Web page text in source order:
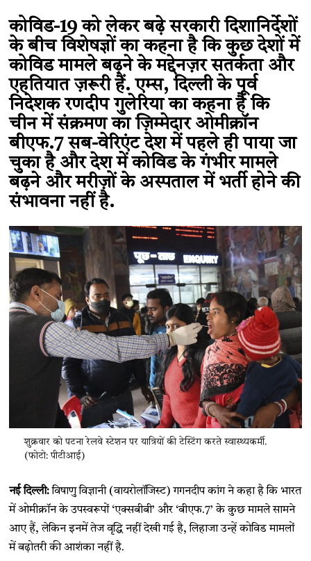
कोविड-19 को लेकर बढ़े सरकारी दिशानिर्देशों
के बीच विशेषज्ञों का कहना है कि कुछ देशों में
कोविड मामले बढ़ने के मद्देनज़र सतर्कता और
एहतियात ज़रूरी हैं. एम्स, दिल्ली के पूर्व
निदेशक रणदीप गुलेरिया का कहना है कि
चीन में संक्रमण का ज़िम्मेदार ओमीक्रॉन
बीएफ.7 सब-वेरिएंट देश में पहले ही पाया जा
चुका है और देश में कोविड के गंभीर मामले
बढ़ने और मरीज़ों के अस्पताल में भर्ती होने की
संभावना नहीं है.
शुक्रवार को पटना रेलवे स्टेशन पर यात्रियों की टेस्टिंग करते स्वास्थ्यकर्मी.
(फोटो: पीटीआई)
नई दिल्ली:विषाणु विज्ञानी (वायरोलॉजिस्ट) गगनदीप कांग ने कहा है कि भारत
में ओमीक्रॉन के उपस्वरूपों ‘एक्सबीबी’ और ‘बीएफ.7’ के कुछ मामले सामने
आए हैं, लेकिन इनमें तेज वृद्धि नहीं देखी गई है, लिहाजा उन्हें कोविड मामलों
में बढ़ोतरी की आशंका नहीं है.